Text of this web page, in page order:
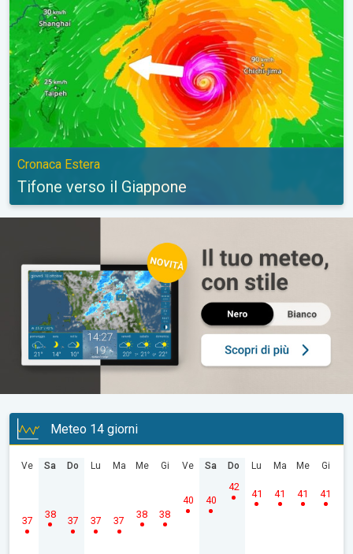
Cronaca Estera
Tifone verso il Giappone
Meteo 14 giorni
Ve
37
Sa
38
Do
37
Lu
37
Ma
37
Me
38
Gi
38
Ve
40
Sa
40
Do
42
Lu
41
Ma
41
Me
41
Gi
41